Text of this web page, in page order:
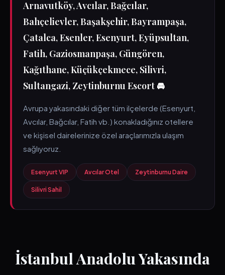
Arnavutköy, Avcılar, Bağcılar,
Bahçelievler, Başakşehir, Bayrampaşa,
Çatalca, Esenler, Esenyurt, Eyüpsultan,
Fatih, Gaziosmanpaşa, Güngören,
Kağıthane, Küçükçekmece, Silivri,
Sultangazi, Zeytinburnu Escort 🚘
Avrupa yakasındaki diğer tüm ilçelerde (Esenyurt,
Avcılar, Bağcılar, Fatih vb.) konakladığınız otellere
ve kişisel dairelerinize özel araçlarımızla ulaşım
sağlıyoruz.
Esenyurt VIP Avcılar Otel Zeytinburnu Daire
Silivri Sahil
İstanbul Anadolu Yakasında